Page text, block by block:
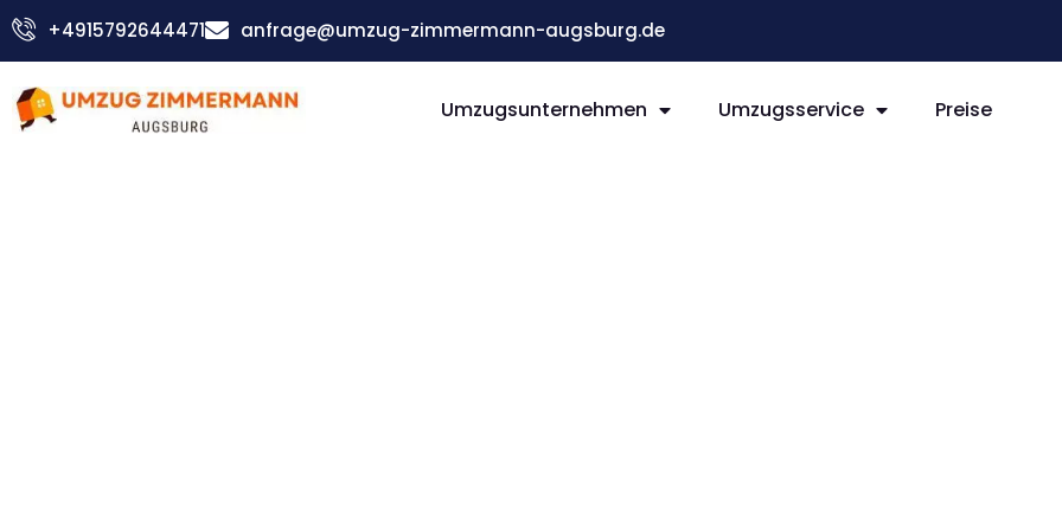
Zum
Inhalt
+4915792644471 anfrage@umzug-zimmermann-augsburg.de
Umzugsunternehmen Umzugsservice Preise